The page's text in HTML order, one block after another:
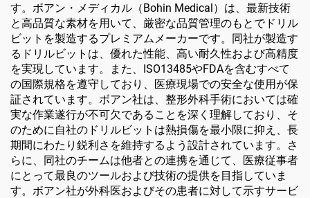
す。ボアン・メディカル（Bohin Medical）は、最新技術
と高品質な素材を用いて、厳密な品質管理のもとでドリル
ビットを製造するプレミアムメーカーです。同社が製造す
るドリルビットは、優れた性能、高い耐久性および高精度
を実現しています。また、ISO13485やFDAを含むすべて
の国際規格を遵守しており、医療現場での安全な使用が保
証されています。ボアン社は、整形外科手術においては確
実な作業遂行が不可欠であることを深く理解しており、そ
のために自社のドリルビットは熱損傷を最小限に抑え、長
期間にわたり鋭利さを維持するよう設計されています。さ
らに、同社のチームは他者との連携を通じて、医療従事者
にとって最良のツールおよび技術の提供を目指していま
す。ボアン社が外科医およびその患者に対して示すサービ